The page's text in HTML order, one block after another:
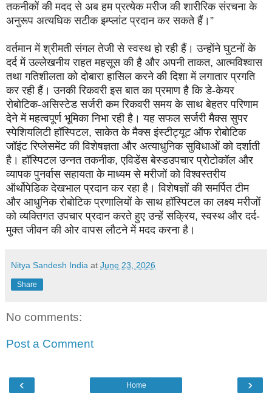
तकनीकों की मदद से अब हम प्रत्येक मरीज की शारीरिक संरचना के
अनुरूप अत्यधिक सटीक इम्प्लांट प्रदान कर सकते हैं।”
वर्तमान में श्रीमती संगल तेजी से स्वस्थ हो रही हैं। उन्होंने घुटनों के
दर्द में उल्लेखनीय राहत महसूस की है और अपनी ताकत, आत्मविश्वास
तथा गतिशीलता को दोबारा हासिल करने की दिशा में लगातार प्रगति
कर रही हैं। उनकी रिकवरी इस बात का प्रमाण है कि डे-केयर
रोबोटिक-असिस्टेड सर्जरी कम रिकवरी समय के साथ बेहतर परिणाम
देने में महत्वपूर्ण भूमिका निभा रही है। यह सफल सर्जरी मैक्स सुपर
स्पेशियलिटी हॉस्पिटल, साकेत के मैक्स इंस्टीट्यूट ऑफ रोबोटिक
जॉइंट रिप्लेसमेंट की विशेषज्ञता और अत्याधुनिक सुविधाओं को दर्शाती
है। हॉस्पिटल उन्नत तकनीक, एविडेंस बेस्डउपचार प्रोटोकॉल और
व्यापक पुनर्वास सहायता के माध्यम से मरीजों को विश्वस्तरीय
ऑर्थोपेडिक देखभाल प्रदान कर रहा है। विशेषज्ञों की समर्पित टीम
और आधुनिक रोबोटिक प्रणालियों के साथ हॉस्पिटल का लक्ष्य मरीजों
को व्यक्तिगत उपचार प्रदान करते हुए उन्हें सक्रिय, स्वस्थ और दर्द-
मुक्त जीवन की ओर वापस लौटने में मदद करना है।
Nitya Sandesh India at June 23, 2026
Share
No comments:
Post a Comment
‹ ›
Home